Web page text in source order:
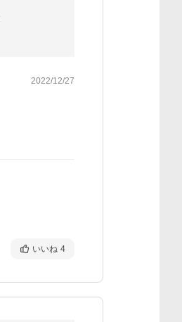
2022/12/27
いいね 4